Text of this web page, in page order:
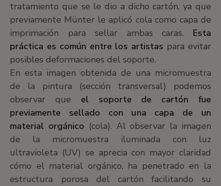
tratamiento que se le dio a dicho cartón, ya que
previamente Münter le aplicó cola como capa de
imprimación para sellar ambas caras. Esta
práctica es común entre los artistas para evitar
posibles deformaciones del soporte.
En esta imagen obtenida de una micromuestra
de la pintura (sección transversal) podemos
observar que el soporte de cartón fue
previamente sellado con una capa de un
material orgánico (cola). Al observar la imagen
de la micromuestra iluminada con luz
ultravioleta (UV) se aprecia con mayor claridad
cómo el material orgánico, ha penetrado en la
estructura porosa del cartón facilitando su